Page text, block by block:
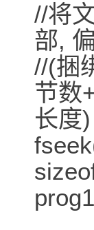
//将
部,
//(捆
节数
长度)